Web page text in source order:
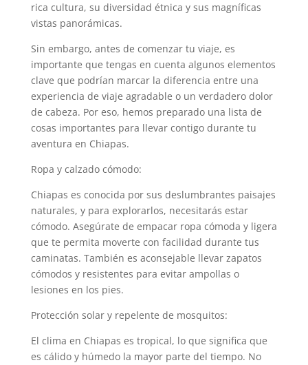
rica cultura, su diversidad étnica y sus magníficas
vistas panorámicas.
Sin embargo, antes de comenzar tu viaje, es
importante que tengas en cuenta algunos elementos
clave que podrían marcar la diferencia entre una
experiencia de viaje agradable o un verdadero dolor
de cabeza. Por eso, hemos preparado una lista de
cosas importantes para llevar contigo durante tu
aventura en Chiapas.
Ropa y calzado cómodo:
Chiapas es conocida por sus deslumbrantes paisajes
naturales, y para explorarlos, necesitarás estar
cómodo. Asegúrate de empacar ropa cómoda y ligera
que te permita moverte con facilidad durante tus
caminatas. También es aconsejable llevar zapatos
cómodos y resistentes para evitar ampollas o
lesiones en los pies.
Protección solar y repelente de mosquitos:
El clima en Chiapas es tropical, lo que significa que
es cálido y húmedo la mayor parte del tiempo. No